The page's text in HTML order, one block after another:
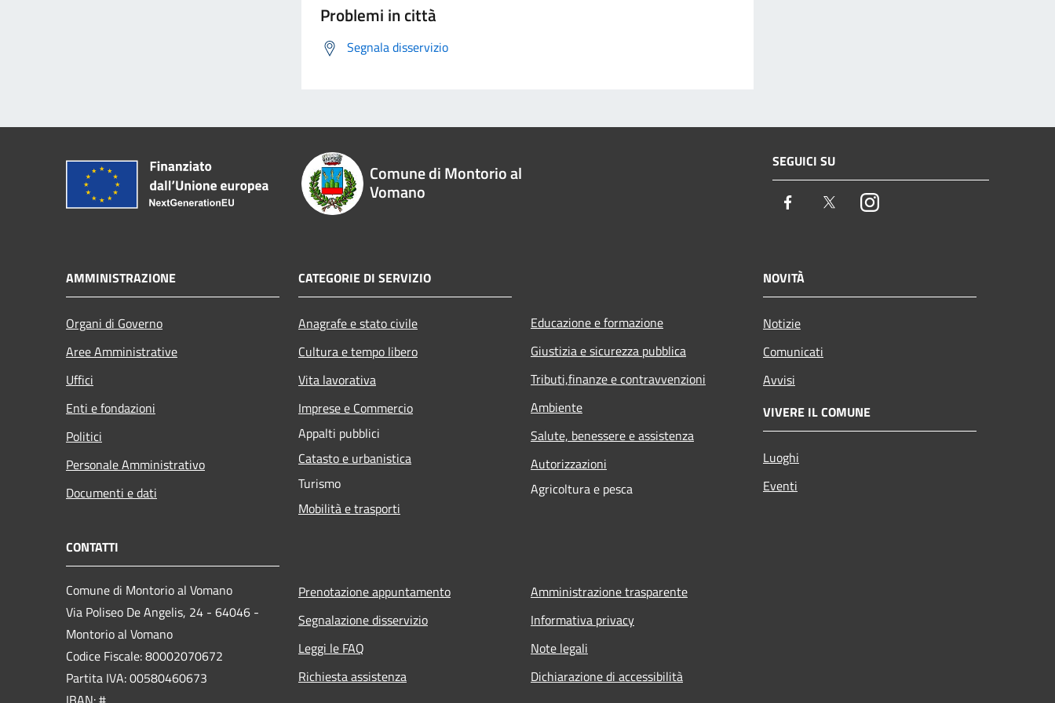
Problemi in città
Segnala disservizio
Comune di Montorio al
Vomano
SEGUICI SU
Facebook TwitterInstagram
AMMINISTRAZIONE
Organi di Governo
Aree Amministrative
Uffici
Enti e fondazioni
Politici
Personale Amministrativo
Documenti e dati
CATEGORIE DI SERVIZIO
Anagrafe e stato civile
Cultura e tempo libero
Vita lavorativa
Imprese e Commercio
Appalti pubblici
Catasto e urbanistica
Turismo
Mobilità e trasporti
Educazione e formazione
Giustizia e sicurezza pubblica
Tributi,finanze e contravvenzioni
Ambiente
Salute, benessere e assistenza
Autorizzazioni
Agricoltura e pesca
NOVITÀ
Notizie
Comunicati
Avvisi
VIVERE IL COMUNE
Luoghi
Eventi
CONTATTI
Comune di Montorio al Vomano
Via Poliseo De Angelis, 24 - 64046 -
Montorio al Vomano
Codice Fiscale: 80002070672
Partita IVA: 00580460673
Prenotazione appuntamento
Segnalazione disservizio
Leggi le FAQ
Richiesta assistenza
Amministrazione trasparente
Informativa privacy
Note legali
Dichiarazione di accessibilità